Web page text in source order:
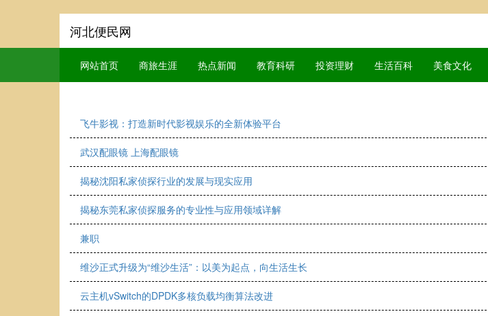
河北便民网
网站首页 商旅生涯 热点新闻 教育科研 投资理财 生活百科 美食文化
飞牛影视：打造新时代影视娱乐的全新体验平台
武汉配眼镜 上海配眼镜
揭秘沈阳私家侦探行业的发展与现实应用
揭秘东莞私家侦探服务的专业性与应用领域详解
兼职
维沙正式升级为“维沙生活”：以美为起点，向生活生长
云主机vSwitch的DPDK多核负载均衡算法改进